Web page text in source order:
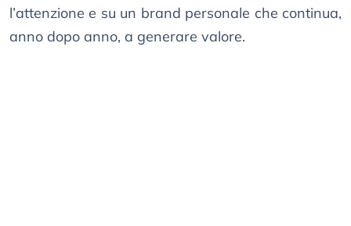
l’attenzione e su un brand personale che continua,
anno dopo anno, a generare valore.